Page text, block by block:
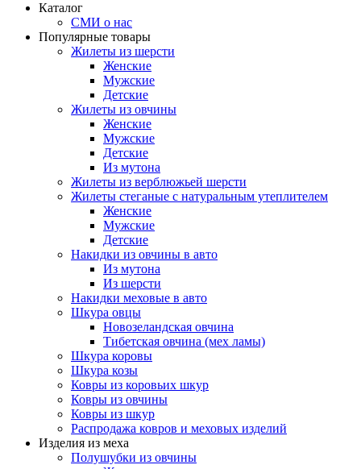
Каталог
СМИ о нас
Популярные товары
Жилеты из шерсти
Женские
Мужские
Детские
Жилеты из овчины
Женские
Мужские
Детские
Из мутона
Жилеты из верблюжьей шерсти
Жилеты стеганые с натуральным утеплителем
Женские
Мужские
Детские
Накидки из овчины в авто
Из мутона
Из шерсти
Накидки меховые в авто
Шкура овцы
Новозеландская овчина
Тибетская овчина (мех ламы)
Шкура коровы
Шкура козы
Ковры из коровьих шкур
Ковры из овчины
Ковры из шкур
Распродажа ковров и меховых изделий
Изделия из меха
Полушубки из овчины